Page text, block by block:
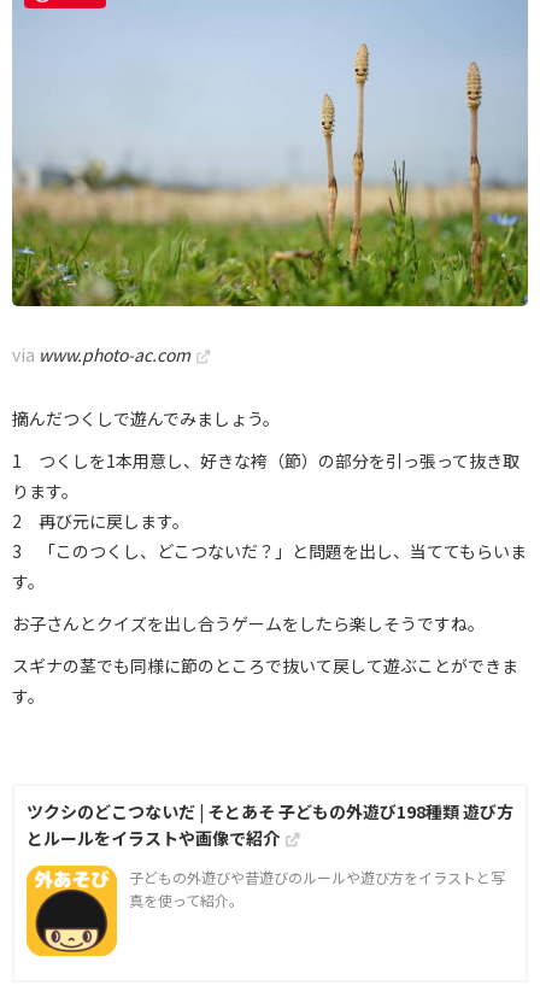
via www.photo-ac.com
摘んだつくしで遊んでみましょう。
1 つくしを1本用意し、好きな袴（節）の部分を引っ張って抜き取
ります。
2 再び元に戻します。
3 「このつくし、どこつないだ？」と問題を出し、当ててもらいま
す。
お子さんとクイズを出し合うゲームをしたら楽しそうですね。
スギナの茎でも同様に節のところで抜いて戻して遊ぶことができま
す。
ツクシのどこつないだ | そとあそ 子どもの外遊び198種類 遊び方
とルールをイラストや画像で紹介
子どもの外遊びや昔遊びのルールや遊び方をイラストと写
真を使って紹介。